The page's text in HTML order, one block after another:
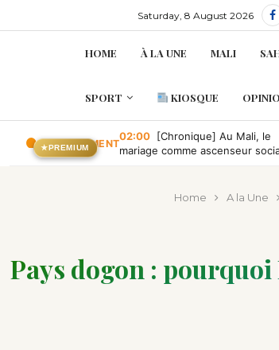
Saturday, 8 August 2026
HOME À LA UNE MALI
SPORT KIOSQUE
EN CE MOMENT
★PREMIUM
02:00 [Chronique] Au Mali, le
mariage comme ascenseur
Home A la Une
Pays dogon :